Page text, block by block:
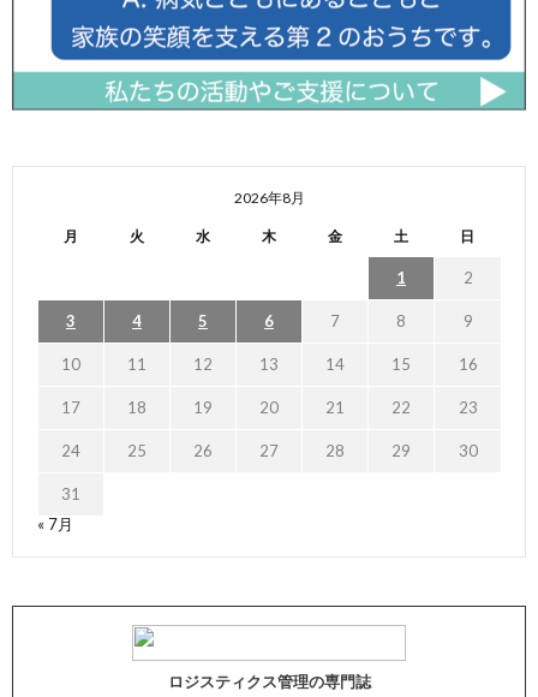
2026年8月
月 火 水 木 金 土 日
1 2
3 4 5 6 7 8 9
10 11 12 13 14 15 16
17 18 19 20 21 22 23
24 25 26 27 28 29 30
31
« 7月
ロジスティクス管理の専門誌